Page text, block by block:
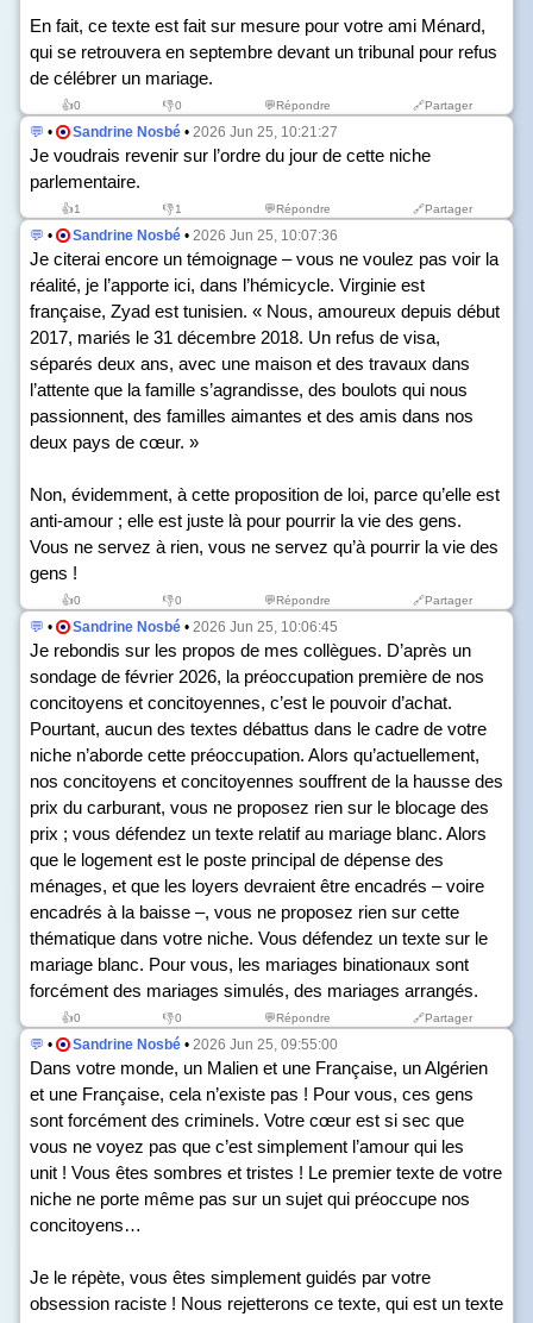
En fait, ce texte est fait sur mesure pour votre ami Ménard,
qui se retrouvera en septembre devant un tribunal pour refus
de célébrer un mariage.
👍0 👎0 💬Répondre 🔗Partager
💬 • Sandrine Nosbé • 2026 Jun 25, 10:21:27
Je voudrais revenir sur l’ordre du jour de cette niche
parlementaire.
👍1 👎1 💬Répondre 🔗Partager
💬 • Sandrine Nosbé • 2026 Jun 25, 10:07:36
Je citerai encore un témoignage – vous ne voulez pas voir la
réalité, je l’apporte ici, dans l’hémicycle. Virginie est
française, Zyad est tunisien. « Nous, amoureux depuis début
2017, mariés le 31 décembre 2018. Un refus de visa,
séparés deux ans, avec une maison et des travaux dans
l’attente que la famille s’agrandisse, des boulots qui nous
passionnent, des familles aimantes et des amis dans nos
deux pays de cœur. »
Non, évidemment, à cette proposition de loi, parce qu’elle est
anti-amour ; elle est juste là pour pourrir la vie des gens.
Vous ne servez à rien, vous ne servez qu’à pourrir la vie des
gens !
👍0 👎0 💬Répondre 🔗Partager
💬 • Sandrine Nosbé • 2026 Jun 25, 10:06:45
Je rebondis sur les propos de mes collègues. D’après un
sondage de février 2026, la préoccupation première de nos
concitoyens et concitoyennes, c’est le pouvoir d’achat.
Pourtant, aucun des textes débattus dans le cadre de votre
niche n’aborde cette préoccupation. Alors qu’actuellement,
nos concitoyens et concitoyennes souffrent de la hausse des
prix du carburant, vous ne proposez rien sur le blocage des
prix ; vous défendez un texte relatif au mariage blanc. Alors
que le logement est le poste principal de dépense des
ménages, et que les loyers devraient être encadrés – voire
encadrés à la baisse –, vous ne proposez rien sur cette
thématique dans votre niche. Vous défendez un texte sur le
mariage blanc. Pour vous, les mariages binationaux sont
forcément des mariages simulés, des mariages arrangés.
👍0 👎0 💬Répondre 🔗Partager
💬 • Sandrine Nosbé • 2026 Jun 25, 09:55:00
Dans votre monde, un Malien et une Française, un Algérien
et une Française, cela n’existe pas ! Pour vous, ces gens
sont forcément des criminels. Votre cœur est si sec que
vous ne voyez pas que c’est simplement l’amour qui les
unit ! Vous êtes sombres et tristes ! Le premier texte de votre
niche ne porte même pas sur un sujet qui préoccupe nos
concitoyens…
Je le répète, vous êtes simplement guidés par votre
obsession raciste ! Nous rejetterons ce texte, qui est un texte